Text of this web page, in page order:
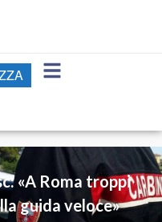
«A Roma troppi
guida veloce»